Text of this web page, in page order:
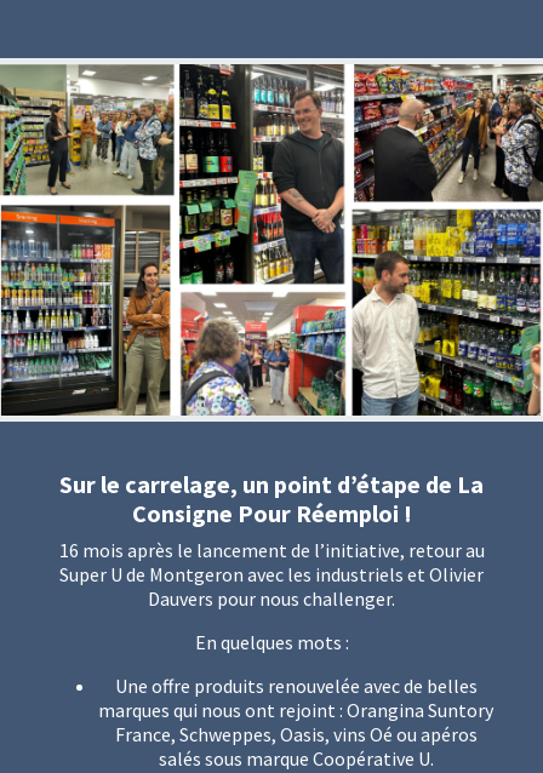
Sur le carrelage, un point d’étape de La
Consigne Pour Réemploi !
16 mois après le lancement de l’initiative, retour au
Super U de Montgeron avec les industriels et Olivier
Dauvers pour nous challenger.
En quelques mots :
Une offre produits renouvelée avec de belles
marques qui nous ont rejoint : Orangina Suntory
France, Schweppes, Oasis, vins Oé ou apéros
salés sous marque Coopérative U.